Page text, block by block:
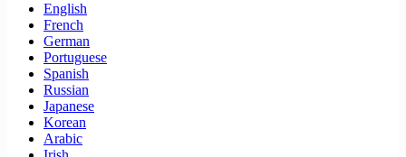
English
French
German
Portuguese
Spanish
Russian
Japanese
Korean
Arabic